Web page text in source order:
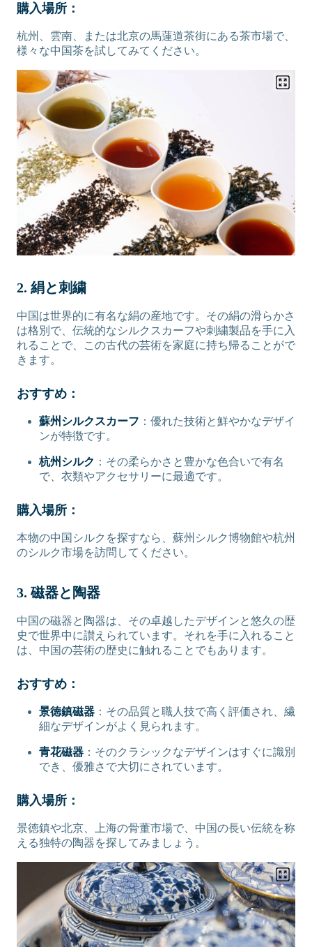
購入場所：
杭州、雲南、または北京の馬蓮道茶街にある茶市場で、
様々な中国茶を試してみてください。
2. 絹と刺繍
中国は世界的に有名な絹の産地です。その絹の滑らかさ
は格別で、伝統的なシルクスカーフや刺繍製品を手に入
れることで、この古代の芸術を家庭に持ち帰ることがで
きます。
おすすめ：
蘇州シルクスカーフ ：優れた技術と鮮やかなデザイ
ンが特徴です。
杭州シルク ：その柔らかさと豊かな色合いで有名
で、衣類やアクセサリーに最適です。
購入場所：
本物の中国シルクを探すなら、蘇州シルク博物館や杭州
のシルク市場を訪問してください。
3. 磁器と陶器
中国の磁器と陶器は、その卓越したデザインと悠久の歴
史で世界中に讃えられています。それを手に入れること
は、中国の芸術の歴史に触れることでもあります。
おすすめ：
景徳鎮磁器 ：その品質と職人技で高く評価され、繊
細なデザインがよく見られます。
青花磁器 ：そのクラシックなデザインはすぐに識別
でき、優雅さで大切にされています。
購入場所：
景徳鎮や北京、上海の骨董市場で、中国の長い伝統を称
える独特の陶器を探してみましょう。